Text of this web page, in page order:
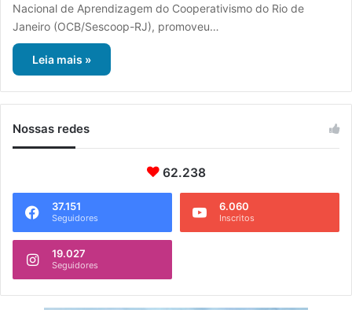
Nacional de Aprendizagem do Cooperativismo do Rio de
Janeiro (OCB/Sescoop-RJ), promoveu…
Leia mais »
Nossas redes
62.238
37.151
Seguidores
6.060
Inscritos
19.027
Seguidores